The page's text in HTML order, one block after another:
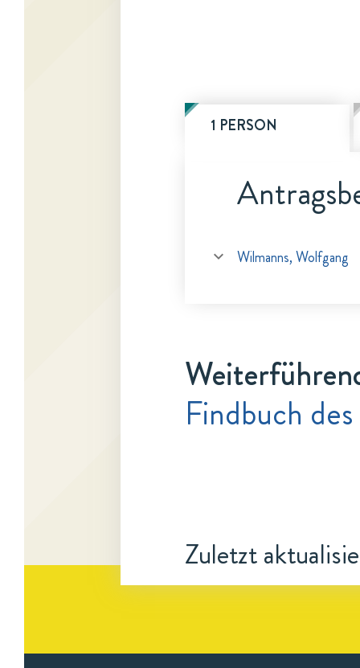
1 PERSON
Wilmanns, Wolfgang
Findbuch
Zuletzt